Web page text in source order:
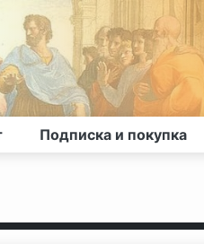
Подписка и покупка